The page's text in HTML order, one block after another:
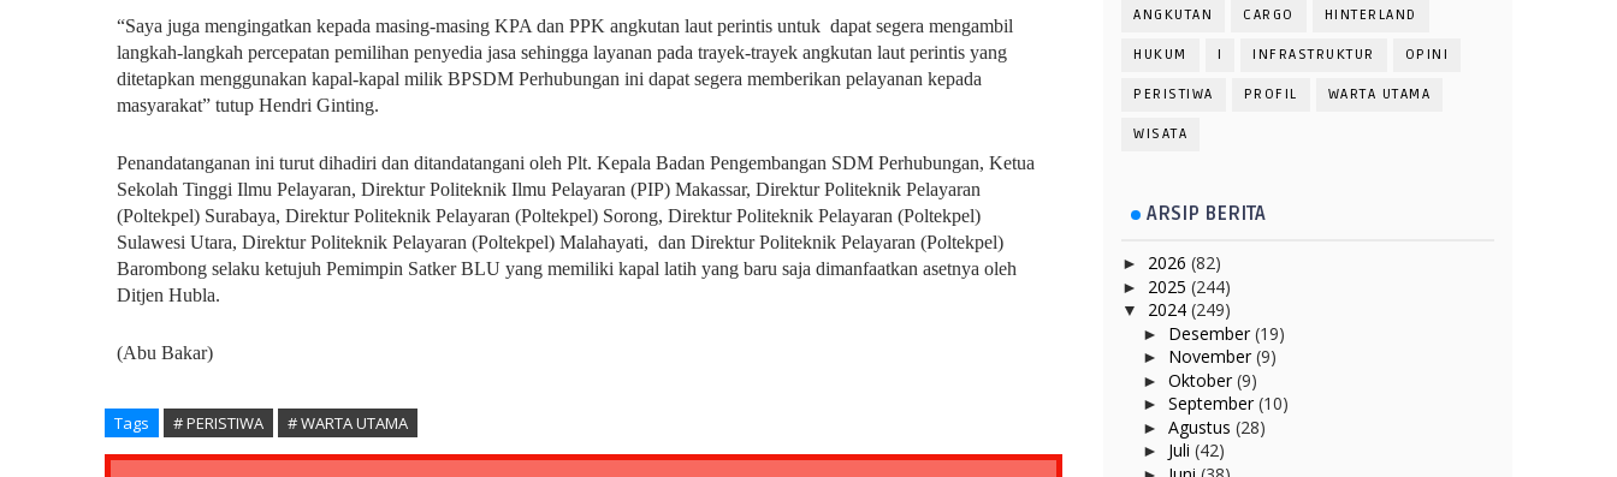
“Saya juga mengingatkan kepada masing-masing KPA dan PPK angkutan laut perintis untuk dapat segera mengambil
langkah-langkah percepatan pemilihan penyedia jasa sehingga layanan pada trayek-trayek angkutan laut perintis yang
ditetapkan menggunakan kapal-kapal milik BPSDM Perhubungan ini dapat segera memberikan pelayanan kepada
masyarakat” tutup Hendri Ginting.
Penandatanganan ini turut dihadiri dan ditandatangani oleh Plt. Kepala Badan Pengembangan SDM Perhubungan, Ketua
Sekolah Tinggi Ilmu Pelayaran, Direktur Politeknik Ilmu Pelayaran (PIP) Makassar, Direktur Politeknik Pelayaran
(Poltekpel) Surabaya, Direktur Politeknik Pelayaran (Poltekpel) Sorong, Direktur Politeknik Pelayaran (Poltekpel)
Sulawesi Utara, Direktur Politeknik Pelayaran (Poltekpel) Malahayati, dan Direktur Politeknik Pelayaran (Poltekpel)
Barombong selaku ketujuh Pemimpin Satker BLU yang memiliki kapal latih yang baru saja dimanfaatkan asetnya oleh
Ditjen Hubla.
(Abu Bakar)
Tags # PERISTIWA # WARTA UTAMA
ANGKUTAN CARGO HINTERLAND
HUKUM I INFRASTRUKTUR OPINI
PERISTIWA PROFIL WARTA UTAMA
WISATA
ARSIP BERITA
► 2026 (82)
► 2025 (244)
▼ 2024 (249)
► Desember(19)
► November(9)
► Oktober(9)
► September(10)
► Agustus (28)
► Juli (42)